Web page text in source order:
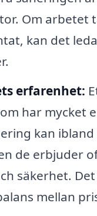
Om arbetet
kan det
erfarenhet:
har mycket
kan
de erbjuder
säkerhet.
mellan